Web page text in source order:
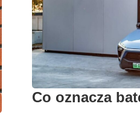
Co oznacza